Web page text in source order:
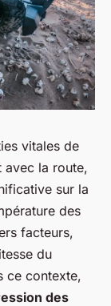
vitales de
avec la route,
sur la
des
facteurs,
du
ce contexte,
des